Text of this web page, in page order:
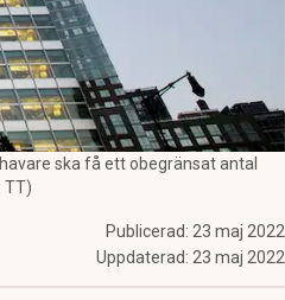
ska få ett obegränsat antal
TT)
Publicerad: 23 maj 2022
Uppdaterad: 23 maj 2022